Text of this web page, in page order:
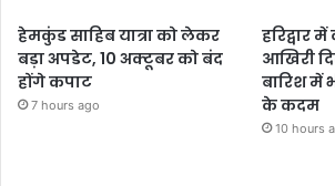
हेमकुंड साहिब यात्रा को लेकर
बड़ा अपडेट, 10 अक्टूबर को बंद
होंगे कपाट
7 hours ago
हरिद्वार
आखिरी
बारिश में
के कदम
10 hours